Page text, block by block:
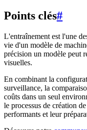
Points clés#
L'entraînement est l'une
vie d'un modèle de
précision un modèle peut
visuelles.
En combinant la
surveillance, la
coûts dans un seul
le processus de création
performants et leur